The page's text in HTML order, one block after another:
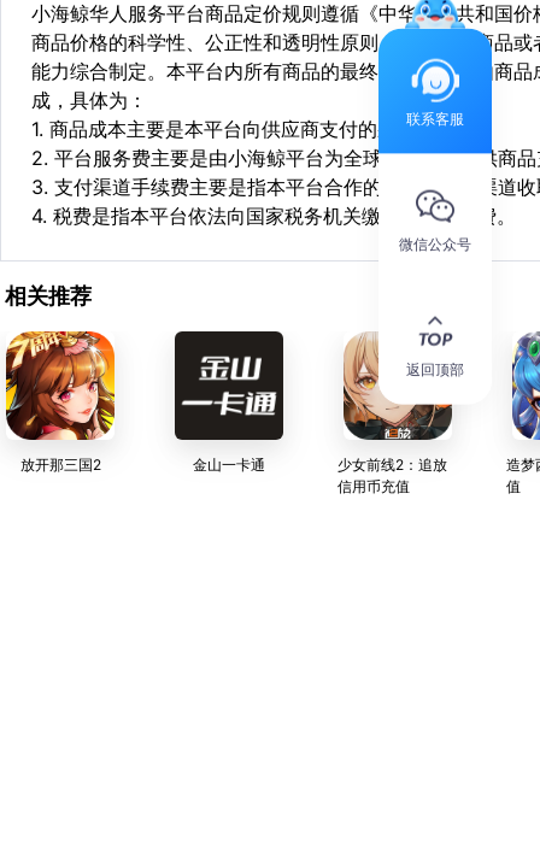
小海鲸华人服务平台商品定价规则遵循《中华人民共和国
商品价格的科学性、公正性和透明性原则，依据相关商品
能力综合制定。本平台内所有商品的最终销售价格均由商
成，具体为：
1. 商品成本主要是本平台向供应商支付的采购成本；
2. 平台服务费主要是由小海鲸平台为全球华人用户提供商
3. 支付渠道手续费主要是指本平台合作的第三方支付渠道
4. 税费是指本平台依法向国家税务机关缴纳的各项税费。
相关推荐
放开那三国2 金山一卡通
少女前线2：追放
信用币充值
造梦
值
联系客服
微信公众号
返回顶部